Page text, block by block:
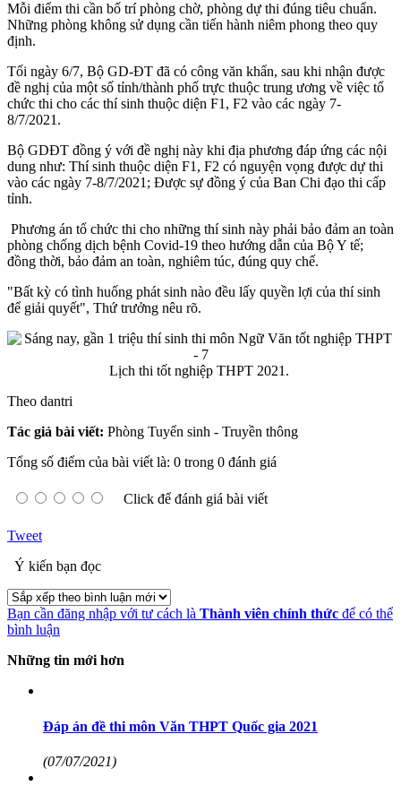
Mỗi điểm thi cần bố trí phòng chờ, phòng dự thi đúng tiêu chuẩn.
Những phòng không sử dụng cần tiến hành niêm phong theo quy
định.
Tối ngày 6/7, Bộ GD-ĐT đã có công văn khẩn, sau khi nhận được
đề nghị của một số tỉnh/thành phố trực thuộc trung ương về việc tổ
chức thi cho các thí sinh thuộc diện F1, F2 vào các ngày 7-
8/7/2021.
Bộ GDĐT đồng ý với đề nghị này khi địa phương đáp ứng các nội
dung như: Thí sinh thuộc diện F1, F2 có nguyện vọng được dự thi
vào các ngày 7-8/7/2021; Được sự đồng ý của Ban Chi đạo thi cấp
tỉnh.
Phương án tổ chức thi cho những thí sinh này phải bảo đảm an toàn
phòng chống dịch bệnh Covid-19 theo hướng dẫn của Bộ Y tế;
đồng thời, bảo đảm an toàn, nghiêm túc, đúng quy chế.
"Bất kỳ có tình huống phát sinh nào đều lấy quyền lợi của thí sinh
để giải quyết", Thứ trưởng nêu rõ.
Lịch thi tốt nghiệp THPT 2021.
Theo dantri
Tác giả bài viết: Phòng Tuyển sinh - Truyền thông
Tổng số điểm của bài viết là: 0 trong 0 đánh giá
Click để đánh giá bài viết
Tweet
Ý kiến bạn đọc
Bạn cần đăng nhập với tư cách là Thành viên chính thức để có thể
bình luận
Những tin mới hơn
Đáp án đề thi môn Văn THPT Quốc gia 2021
(07/07/2021)